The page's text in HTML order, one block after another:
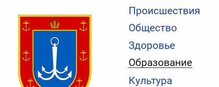
Происшествия
Общество
Здоровье
Образование
Культура